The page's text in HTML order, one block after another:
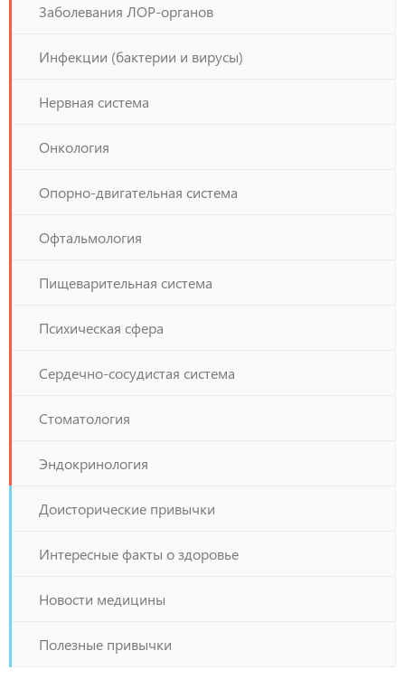
Заболевания ЛОР-органов
Инфекции (бактерии и вирусы)
Нервная система
Онкология
Опорно-двигательная система
Офтальмология
Пищеварительная система
Психическая сфера
Сердечно-сосудистая система
Стоматология
Эндокринология
Доисторические привычки
Интересные факты о здоровье
Новости медицины
Полезные привычки